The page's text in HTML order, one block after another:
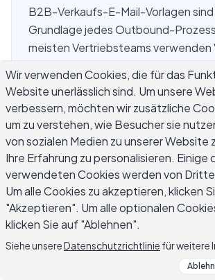
B2B-Verkaufs-E-Mail-Vorlagen sind
Grundlage jedes Outbound-
meisten Vertriebsteams verwenden
erhalten, oder zu starr, um sie über
Käufer, Branchen und
anzupassen. Dieser Leitfaden
Kerntypen von E-Mails, die in jedem
Outbound-Zyklus vorkommen: Cold
neue Accounts, mehrstufige
Referral- und Warm-Introduction-E-
Add-E-Mails, die die Interessenten
Anrufen engagiert halten, und
Request-E-Mails. Für jeden Typ
einsatzbereite Vorlage, die
Wir verwenden Cookies, die für das
Website unerlässlich sind. Um unsere
verbessern, möchten wir zusätzliche
um zu verstehen, wie Besucher sie
von sozialen Medien zu unserer Website
Ihre Erfahrung zu personalisieren. Einige
verwendeten Cookies werden von
Um alle Cookies zu akzeptieren, klicken
"Akzeptieren". Um alle optionalen
klicken Sie auf "Ablehnen".
Siehe unsereDatenschutzrichtlinie für weitere